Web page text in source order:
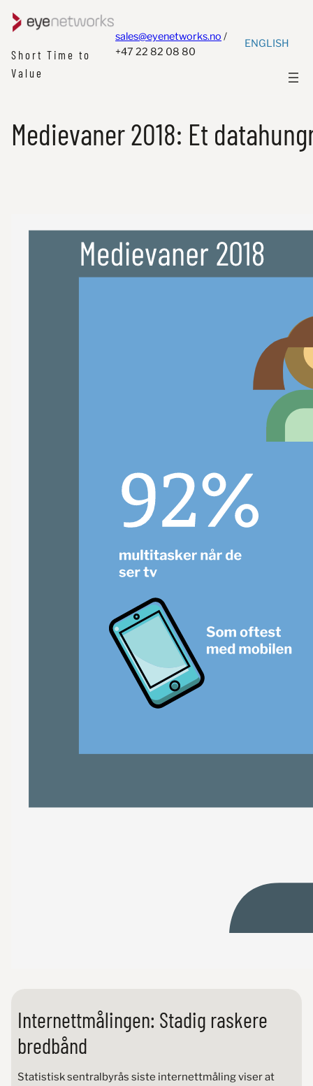
Short Time to
Value
sales@eyenetworks.no /
+47 22 82 08 80
ENGLISH
Medievaner 2018: Et
Internettmålingen: Stadig raskere
bredbånd
Statistisk sentralbyrås siste internettmåling viser at